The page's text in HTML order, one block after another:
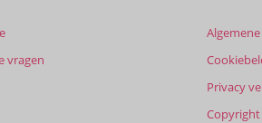
vragen
Privacy
Copyright